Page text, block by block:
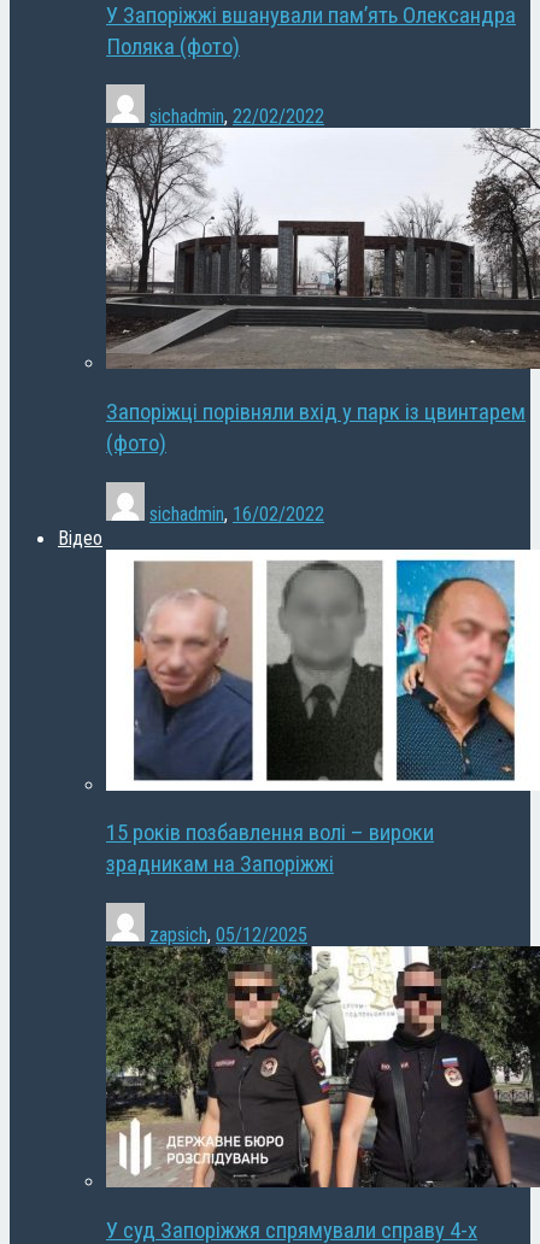
У Запоріжжі вшанували пам’ять Олександра
Поляка (фото)
sichadmin, 22/02/2022
Запоріжці порівняли вхід у парк із цвинтарем
(фото)
sichadmin, 16/02/2022
Відео
15 років позбавлення волі – вироки
зрадникам на Запоріжжі
zapsich, 05/12/2025
У суд Запоріжжя спрямували справу 4-х